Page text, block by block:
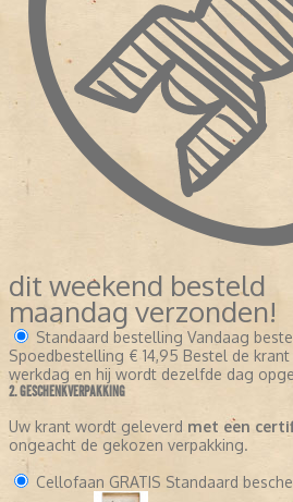
dit weekend besteld
maandag verzonden!
Standaard bestelling Vandaag
Spoedbestelling € 14,95 Bestel de
werkdag en hij wordt dezelfde dag
2. GESCHENKVERPAKKING
Uw krant wordt geleverd met een
ongeacht de gekozen verpakking.
Cellofaan GRATIS Standaard